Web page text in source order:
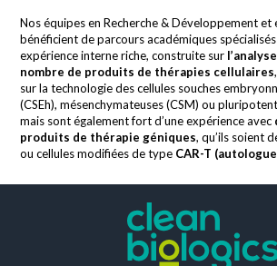
Nos équipes en Recherche & Développement
bénéficient de parcours académiques spécialisés
expérience interne riche, construite sur
nombre de produits de thérapies cellulaires
sur la technologie des cellules souches
(CSEh), mésenchymateuses (CSM) ou
mais sont également fort d’une expérience avec
produits de thérapie géniques, qu’ils soient
ou cellules modifiées de type CAR-T